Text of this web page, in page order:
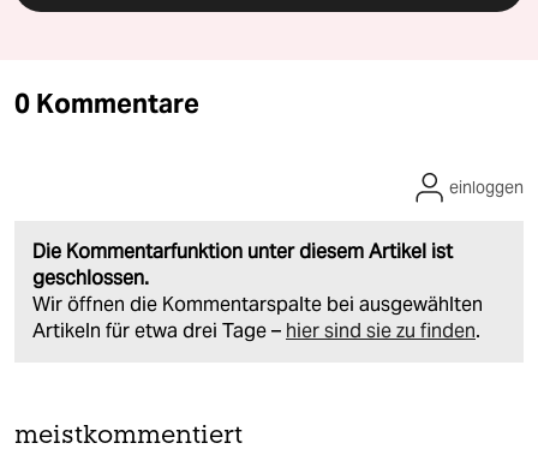
0 Kommentare
Die Kommentarfunktion unter diesem Artikel ist
geschlossen.
Wir öffnen die Kommentarspalte bei ausgewählten
Artikeln für etwa drei Tage – hier sind sie zu finden.
einloggen
meistkommentiert